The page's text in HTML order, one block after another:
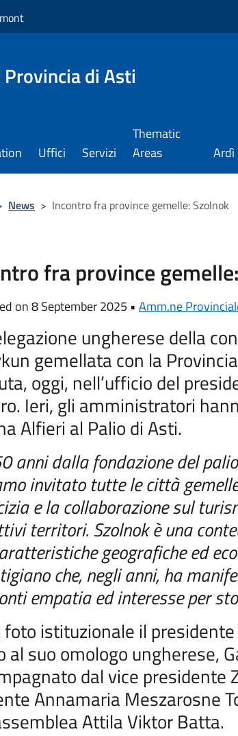
Provincia di Asti
Uffici Servizi
Thematic
Areas
Ardì
News > Incontro fra province gemelle: Szolnok
fra province
on 8 September 2025 • Amm.ne
ungherese della
gemellata con la
oggi, nell’ufficio del
Ieri, gli amministratori
Alfieri al Palio di Asti.
anni dalla fondazione del palio
invitato tutte le città
e la collaborazione sul
territori. Szolnok è una
geografiche ed
che, negli anni, ha
empatia ed interesse per
foto istituzionale il
al suo omologo ungherese,
dal vice presidente
Annamaria Meszarosne
Attila Viktor Batta.